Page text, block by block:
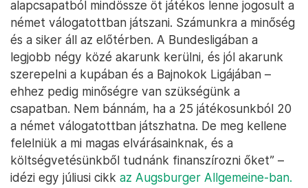
alapcsapatból mindössze öt játékos lenne jogosult a
német válogatottban játszani. Számunkra a minőség
és a siker áll az előtérben. A Bundesligában a
legjobb négy közé akarunk kerülni, és jól akarunk
szerepelni a kupában és a Bajnokok Ligájában –
ehhez pedig minőségre van szükségünk a
csapatban. Nem bánnám, ha a 25 játékosunkból 20
a német válogatottban játszhatna. De meg kellene
felelniük a mi magas elvárásainknak, és a
költségvetésünkből tudnánk finanszírozni őket” –
idézi egy júliusi cikk az Augsburger Allgemeine-ban.